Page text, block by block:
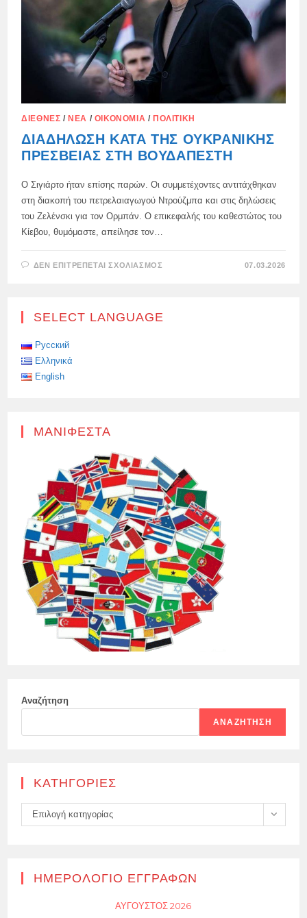
ΔΙΕΘΝΈΣ /ΝΈΑ / ΟΙΚΟΝΟΜΊΑ /ΠΟΛΙΤΙΚΉ
ΔΙΑΔΉΛΩΣΗ ΚΑΤΆ ΤΗΣ ΟΥΚΡΑΝΙΚΉΣ
ΠΡΕΣΒΕΊΑΣ ΣΤΗ ΒΟΥΔΑΠΈΣΤΗ
Ο Σιγιάρτο ήταν επίσης παρών. Οι συμμετέχοντες αντιτάχθηκαν
στη διακοπή του πετρελαιαγωγού Ντρούζμπα και στις δηλώσεις
του Ζελένσκι για τον Ορμπάν. Ο επικεφαλής του καθεστώτος του
Κίεβου, θυμόμαστε, απείλησε τον…
ΔΕΝ ΕΠΙΤΡΈΠΕΤΑΙ ΣΧΟΛΙΑΣΜΌΣ
ΣΤΗ
07.03.2026
SELECT LANGUAGE
Русский
Ελληνικά
English
ΜΑΝΙΦΈΣΤΑ
Αναζήτηση
ΑΝΑΖΉΤΗΣΗ
KΑΤΗΓΟΡΊΕΣ
Kατηγορίες
Επιλογή κατηγορίας
ΗΜΕΡΟΛΌΓΙΟ ΕΓΓΡΑΦΏΝ
ΑΎΓΟΥΣΤΟΣ 2026